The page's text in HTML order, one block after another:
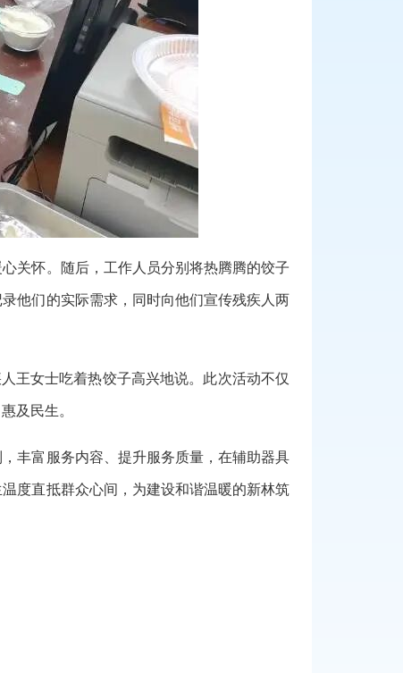
关怀。随后，工作人员分别将热腾腾的饺子
他们的实际需求，同时向他们宣传残疾人两
王女士吃着热饺子高兴地说。此次活动不仅
及民生。
丰富服务内容、提升服务质量，在辅助器具
度直抵群众心间，为建设和谐温暖的新林筑